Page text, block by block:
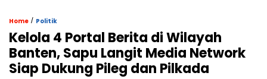
Home / Politik
Kelola 4 Portal Berita di Wilayah
Banten, Sapu Langit Media Network
Siap Dukung Pileg dan Pilkada